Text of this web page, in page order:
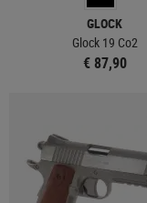
GLOCK
Glock 19 Co2
€ 87,90